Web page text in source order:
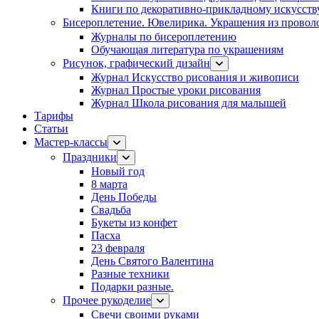
Книги по декоративно-прикладному
Бисероплетение. Ювелирика. Украшения из
Журналы по бисероплетению
Обучающая литература по украшениям
Рисунок, графический дизайн
Журнал Искусство рисования и живописи
Журнал Простые уроки рисования
Журнал Школа рисования для малышей
Тарифы
Статьи
Мастер-классы
Праздники
Новый год
8 марта
День Победы
Свадьба
Букеты из конфет
Пасха
23 февраля
День Святого Валентина
Разные техники
Подарки разные.
Прочее рукоделие
Свечи своими руками